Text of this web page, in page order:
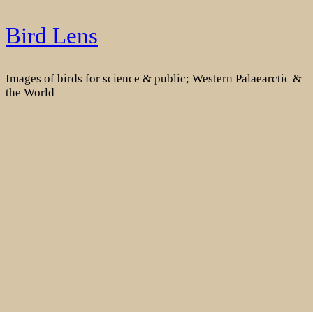
Skip
to
Bird Lens
Images of birds for science & public; Western Palaearctic &
the World